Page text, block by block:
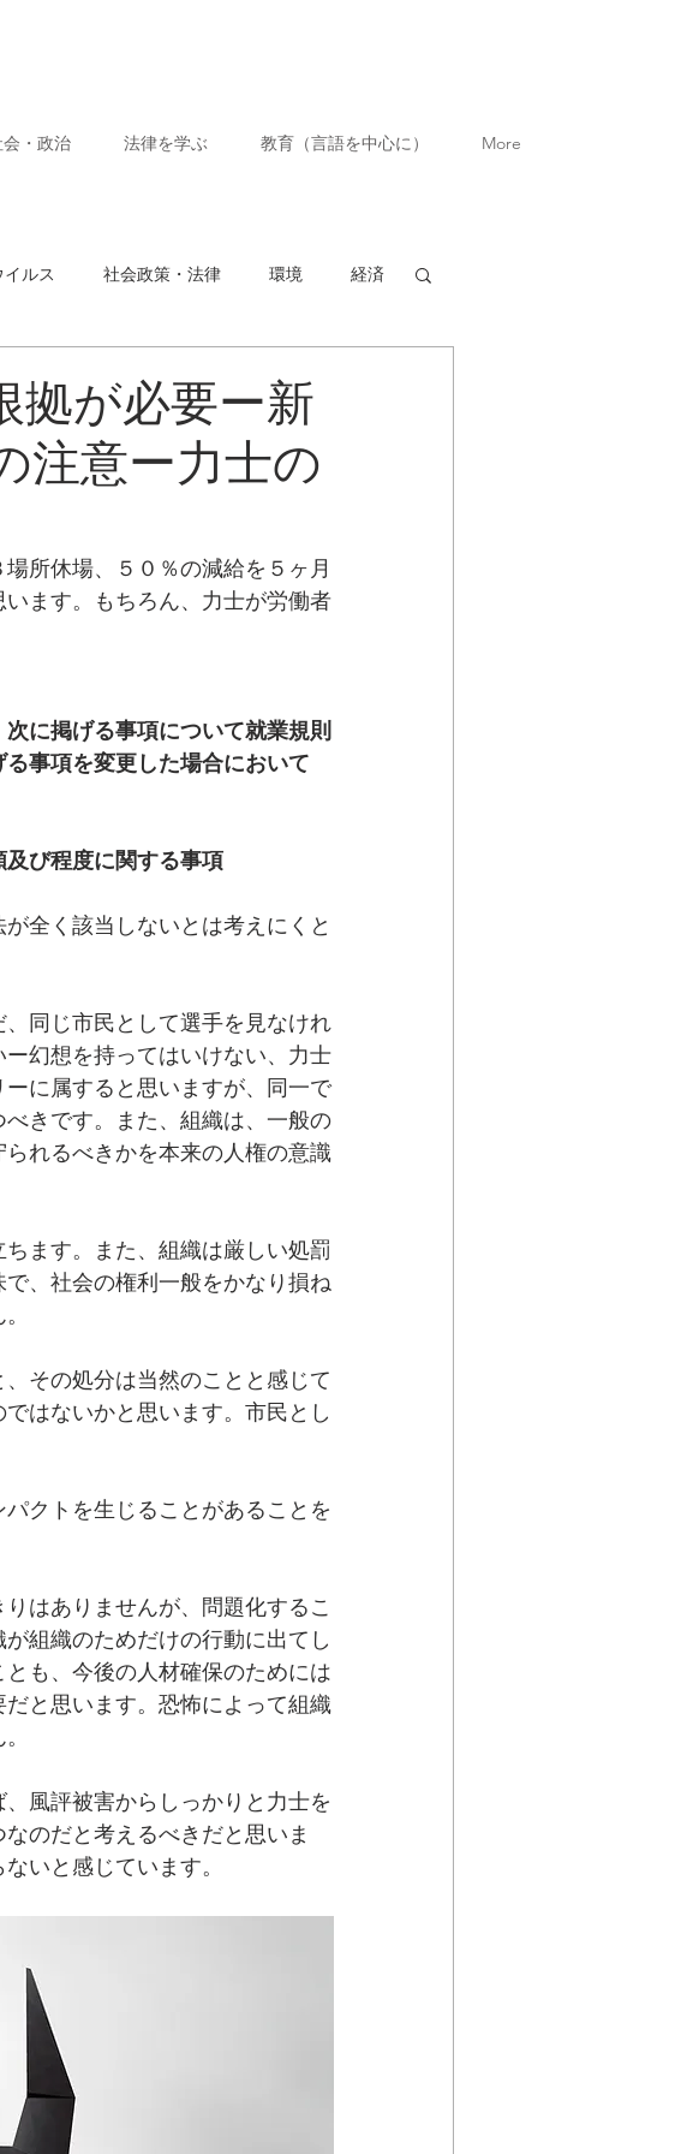
会・政治 法律を学ぶ 教育（言語を中心に） More
ルス 社会政策・法律 環境 経済
拠が必要ー新
注意ー力士の
所休場、５０％の減給を５ヶ月
ます。もちろん、力士が労働者
に掲げる事項について就業規則
事項を変更した場合において
び程度に関する事項
全く該当しないとは考えにくと
同じ市民として選手を見なけれ
幻想を持ってはいけない、力士
に属すると思いますが、同一で
きです。また、組織は、一般の
れるべきかを本来の人権の意識
ます。また、組織は厳しい処罰
、社会の権利一般をかなり損ね
その処分は当然のことと感じて
はないかと思います。市民とし
クトを生じることがあることを
はありませんが、問題化するこ
組織のためだけの行動に出てし
も、今後の人材確保のためには
と思います。恐怖によって組織
風評被害からしっかりと力士を
のだと考えるべきだと思いま
いと感じています。